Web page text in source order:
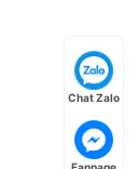
Chat Zalo